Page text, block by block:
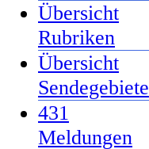
Übersicht
Rubriken
Übersicht
Sendegebiete
431
Meldungen